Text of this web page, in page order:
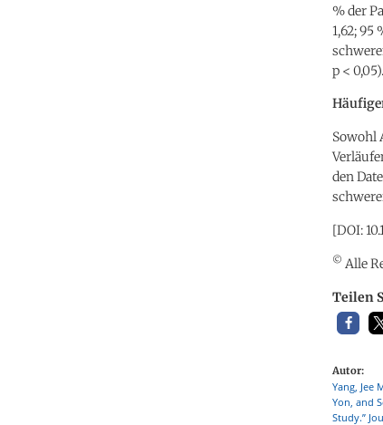
% der
1,62; 95
p < 0,05).
Sowohl
den
[DOI:
© Alle
Teilen
Autor:
Yang, Jee
Yon, and
Study.”